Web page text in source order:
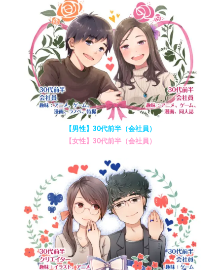
【男性】30代前半（会社員）
【女性】30代前半（会社員）